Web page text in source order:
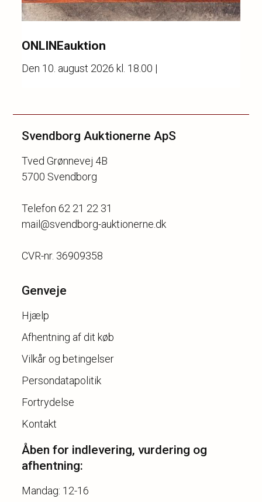
ONLINEauktion
Den 10. august 2026 kl. 18.00 |
Svendborg Auktionerne ApS
Tved Grønnevej 4B
5700 Svendborg
Telefon 62 21 22 31
mail@svendborg-auktionerne.dk
Genveje
Hjælp
Afhentning af dit køb
Vilkår og betingelser
Persondatapolitik
Fortrydelse
Kontakt
Åben for indlevering, vurdering og
afhentning:
Mandag: 12-16